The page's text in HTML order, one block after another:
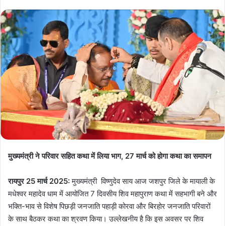
मुख्यमंत्री ने परिवार सहित कथा में लिया भाग, 27 मार्च को होगा कथा का समापन
रायपुर 25 मार्च 2025:मुख्यमंत्री विष्णुदेव साय आज जशपुर जिले के मायाली के
मधेश्वर महादेव धाम में आयोजित 7 दिवसीय शिव महापुराण कथा में सहभागी बने और
भक्ति-भाव से विशेष पिछड़ी जनजाति पहाड़ी कोरवा और बिरहोर जनजाति परिवारों
के साथ बैठकर कथा का श्रवण किया। उल्लेखनीय है कि इस अवसर पर शिव